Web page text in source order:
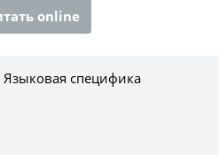
online
Языковая специфика